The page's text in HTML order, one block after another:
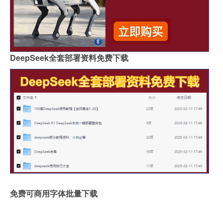
DeepSeek全套部署资料免费下载
免费可商用字体批量下载